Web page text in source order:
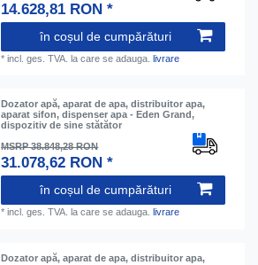
14.628,81 RON *
în coșul de cumpărături
*incl. ges. TVA. la care se adauga.livrare
Dozator apă, aparat de apa, distribuitor apa,
aparat sifon, dispenser apa - Eden Grand,
dispozitiv de sine stătător
MSRP 38.848,28 RON
31.078,62 RON *
în coșul de cumpărături
*incl. ges. TVA. la care se adauga. livrare
Dozator apă, aparat de apa, distribuitor apa,